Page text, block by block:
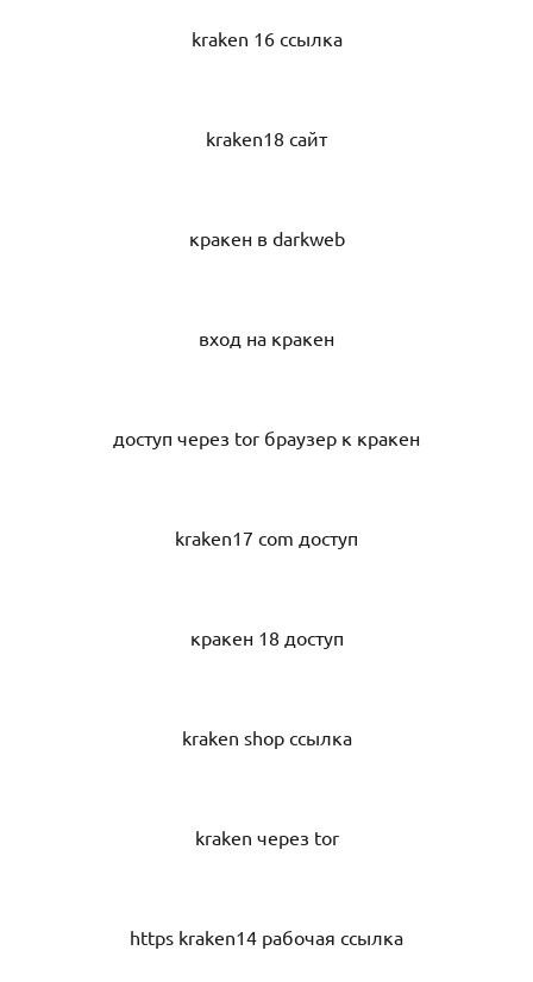
kraken 16 ссылка
kraken18 сайт
кракен в darkweb
вход на кракен
доступ через tor браузер к кракен
kraken17 com доступ
кракен 18 доступ
kraken shop ссылка
kraken через tor
https kraken14 рабочая ссылка